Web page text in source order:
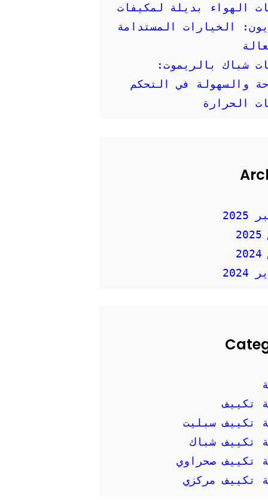
الهواء بديلة لمكيفات
الخيارات المستدامة
شباك بالريموت:
والسهولة في التحكم
الحرارة
تكييف
تكييف سبليت
تكييف شباك
تكييف صحراوي
تكييف مركزي